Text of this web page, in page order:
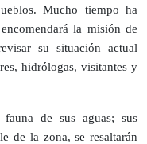
Mucho tiempo ha
la misión de
su situación actual
hidrólogas, visitantes y
de sus aguas; sus
de la zona, se resaltarán